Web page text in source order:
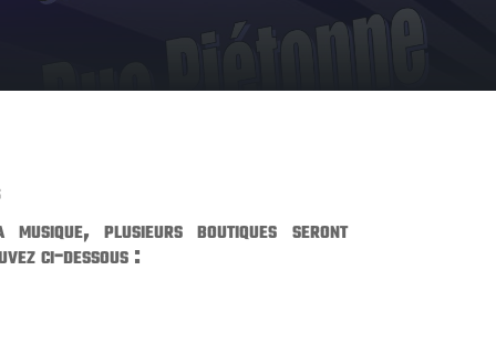
plusieurs boutiques seront
ci-dessous :